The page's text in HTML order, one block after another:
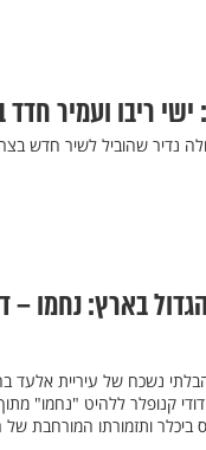
ישי ריבו ועמיר
נדיר שהוביל לשיר חדש
בארץ: נחמו –
קנופלר ללהיט "נחמו"
ביכלר ותזמורתו המורחבת של